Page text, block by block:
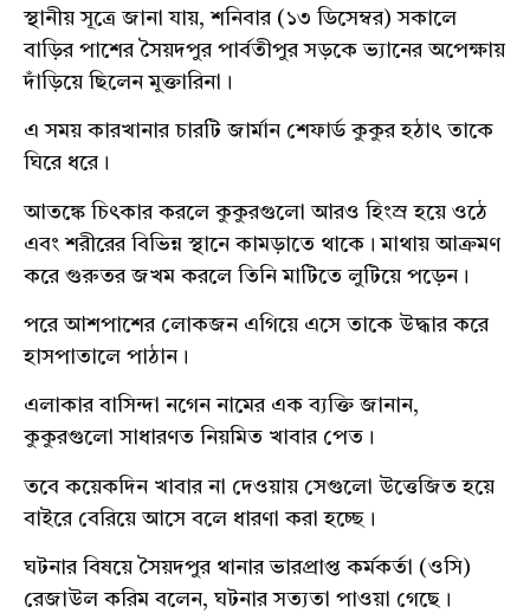
স্থানীয় সূত্রে জানাযায়, শনিবার (১৩ ডিসেম্বর) সকালে
বাড়ির পাশের সৈয়দপুর পার্বতীপুরসড়কে ভ্যানের অপেক্ষায়
দাঁড়িয়েছিলেনমুক্তারিনা ।
এ সময় কারখানার চারটি জার্মান শেফার্ডকুকুরহঠাৎ তাকে
ঘিরেধরে।
আতঙ্কেচিৎকারকরলে কুকুরগুলো আরও হিংস্র হয়ে ওঠে
এবং শরীরের বিভিন্ন স্থানেকামড়াতে থাকে।মাথায়আক্রমণ
করে গুরুতর জখম করলে তিনি মাটিতেলুটিয়ে পড়েন।
পরে আশপাশের লোকজন এগিয়েএসে তাকে উদ্ধার করে
হাসপাতালে পাঠান।
এলাকার বাসিন্দানগেননামের এক ব্যক্তি জানান,
কুকুরগুলো সাধারণত নিয়মিত খাবার পেত।
তবেকয়েকদিনখাবার না দেওয়ায়সেগুলো উত্তেজিত হয়ে
বাইরে বেরিয়েআসে বলে ধারণা করা হচ্ছে।
ঘটনার বিষয়ে সৈয়দপুর থানারভারপ্রাপ্ত কর্মকর্তা (ওসি)
রেজাউল করিম বলেন, ঘটনার সত্যতা পাওয়া গেছে।